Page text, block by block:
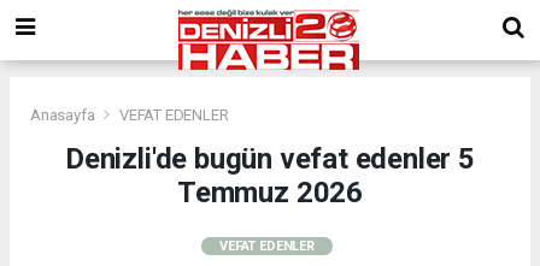
Anasayfa VEFAT EDENLER
Denizli'de bugün vefat edenler 5
Temmuz 2026
VEFAT EDENLER